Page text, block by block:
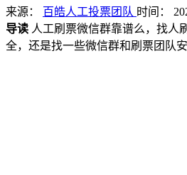
来源： 百皓人工投票团队 时间：
导读 人工刷票微信群靠谱么，找人
全，还是找一些微信群和刷票团队